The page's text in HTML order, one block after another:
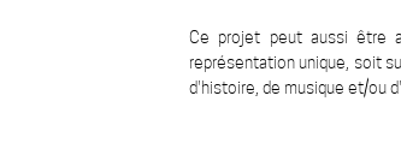
Ce projet peut aussi être
représentation unique, soit
d'histoire, de musique et/ou